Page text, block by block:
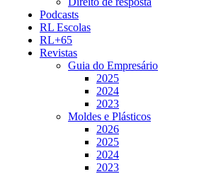
Podcasts
RL Escolas
RL+65
Revistas
Guia do Empresário
2025
2024
2023
Moldes e Plásticos
2026
2025
2024
2023